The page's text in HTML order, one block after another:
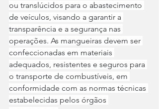
ou translúcidos para o abastecimento
de veículos, visando a garantir a
transparência e a segurança nas
operações. As mangueiras devem ser
confeccionadas em materiais
adequados, resistentes e seguros para
o transporte de combustíveis, em
conformidade com as normas técnicas
estabelecidas pelos órgãos